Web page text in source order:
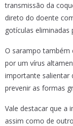
transmissão da
direto do doente
gotículas
O sarampo também
por um vírus
importante salientar
prevenir as formas
Vale destacar que a
assim como de